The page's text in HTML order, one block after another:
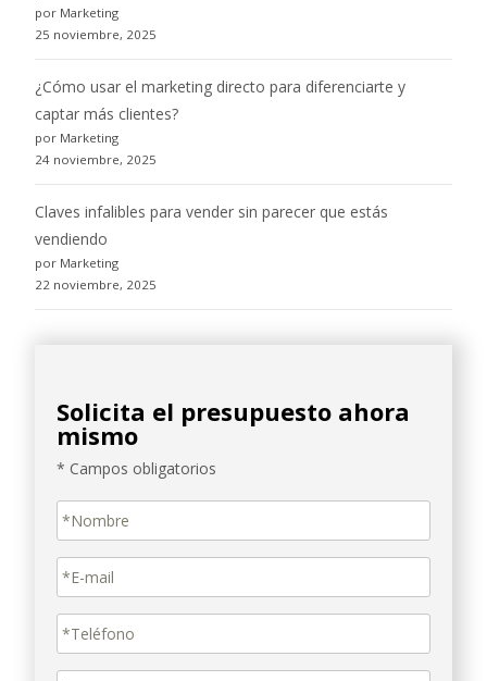
por Marketing
25 noviembre, 2025
¿Cómo usar el marketing directo para diferenciarte y
captar más clientes?
por Marketing
24 noviembre, 2025
Claves infalibles para vender sin parecer que estás
vendiendo
por Marketing
22 noviembre, 2025